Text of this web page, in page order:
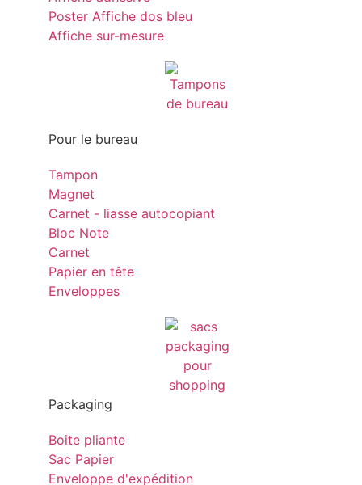
Poster Affiche dos bleu
Affiche sur-mesure
Pour le bureau
Tampon
Magnet
Carnet - liasse autocopiant
Bloc Note
Carnet
Papier en tête
Enveloppes
Packaging
Boite pliante
Sac Papier
Enveloppe d'expédition